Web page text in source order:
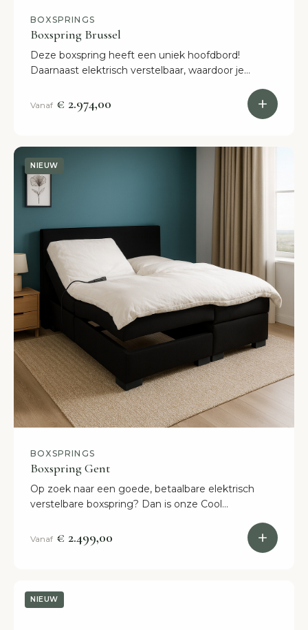
BOXSPRINGS
Boxspring Brussel
Deze boxspring heeft een uniek hoofdbord!
Daarnaast elektrisch verstelbaar, waardoor je
Vanaf € 2.974,00
NIEUW
BOXSPRINGS
Boxspring Gent
Op zoek naar een goede, betaalbare elektrisch
verstelbare boxspring? Dan is onze Cool
weken in huis!
Vanaf € 2.499,00
NIEUW